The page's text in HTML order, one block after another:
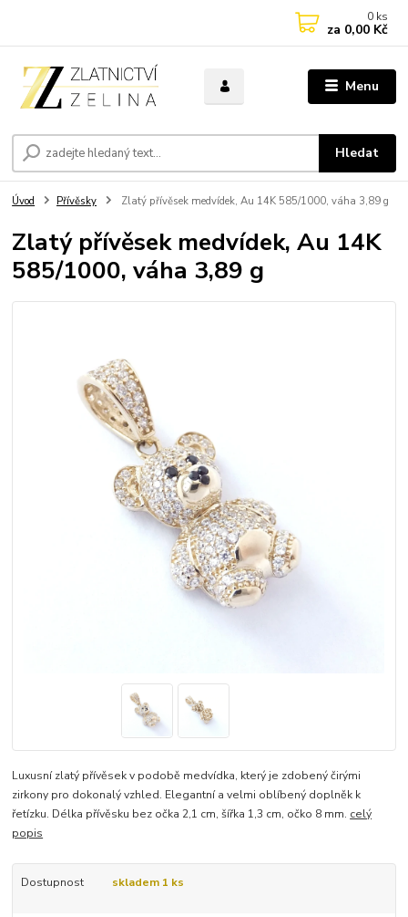
Menu
Hledat
0 ks
za 0,00 Kč
Úvod Přívěsky Zlatý přívěsek medvídek, Au 14K 585/1000, váha 3,89 g
Zlatý přívěsek medvídek, Au 14K
585/1000, váha 3,89 g
Luxusní zlatý přívěsek v podobě medvídka, který je zdobený čirými
zirkony pro dokonalý vzhled. Elegantní a velmi oblíbený doplněk k
řetízku. Délka přívěsku bez očka 2,1 cm, šířka 1,3 cm, očko 8 mm. celý
popis
Dostupnost skladem 1 ks